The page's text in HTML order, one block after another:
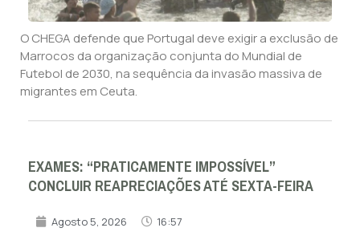
O CHEGA defende que Portugal deve exigir a exclusão de
Marrocos da organização conjunta do Mundial de
Futebol de 2030, na sequência da invasão massiva de
migrantes em Ceuta.
EXAMES: “PRATICAMENTE IMPOSSÍVEL”
CONCLUIR REAPRECIAÇÕES ATÉ SEXTA-FEIRA
Agosto 5, 2026 16:57